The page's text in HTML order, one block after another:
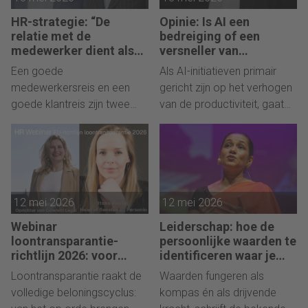
health and HR strategy.
HR-strategie: “De
relatie met de
medewerker dient als
strategisch instrument
voor de corporate
agenda”
Een goede
medewerkersreis en een
goede klantreis zijn twee
kanten van dezelfde
medaille: gericht bouwen
aan de relatie met de
medewerker, versterkt ook
de relatie met de klant. Het
Human Relations
Management-model
beschrijft de employee
journey in meetbare
waarden. En hoe die zich
vertalen in 'return on
relations' in de vorm van
Opinie: Is AI een
bedreiging of een
versneller van
werkgeluk? HR speelt
hierin een cruciale rol
Als AI-initiatieven primair
gericht zijn op het verhogen
van de productiviteit, gaat
dat ten koste van
werkgeluk. De strategische
HR-vraag is daarom breder:
welk werk kunnen we dankzij
AI beter en zelfs menselijker
maken? Precies daar ligt
een prominente rol voor HR,
aldus Peter Turien.
12 mei 2026
Webinar
loontransparantie-
richtlijn 2026: voor
welke regels moet HR
nú in actie komen?
Loontransparantie raakt de
volledige beloningscyclus:
12 mei 2026
Leiderschap: hoe de
persoonlijke waarden te
identificeren waar je
werkelijk voor staat
Waarden fungeren als
kompas én als drijvende